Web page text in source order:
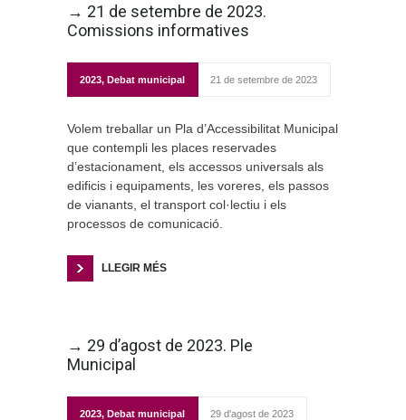
→ 21 de setembre de 2023.
Comissions informatives
2023, Debat municipal 21 de setembre de 2023
Volem treballar un Pla d’Accessibilitat Municipal
que contempli les places reservades
d’estacionament, els accessos universals als
edificis i equipaments, les voreres, els passos
de vianants, el transport col·lectiu i els
processos de comunicació.
LLEGIR MÉS
→ 29 d’agost de 2023. Ple
Municipal
2023, Debat municipal 29 d'agost de 2023